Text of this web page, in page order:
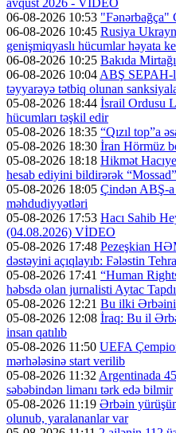
avqust 2026 - VİDEO
06-08-2026 10:53 "Fənərbağça"
06-08-2026 10:45 Rusiya
genişmiqyaslı hücumlar həyata
06-08-2026 10:25 Bakıda
06-08-2026 10:04 ABŞ SEPAH-
təyyarəyə tətbiq olunan
05-08-2026 18:44 İsrail Ordusu
hücumları təşkil edir
05-08-2026 18:35 “Qızıl top”a
05-08-2026 18:30 İran Hörmüz
05-08-2026 18:18 Hikmət
hesab ediyini bildirərək
05-08-2026 18:05 Çindən ABŞ-a
məhdudiyyətləri
05-08-2026 17:53 Hacı Sahib
(04.08.2026) VİDEO
05-08-2026 17:48 Pezeşkian
dəstəyini açıqlayıb: Fələstin
05-08-2026 17:41 “Human
həbsdə olan jurnalisti Aytac
05-08-2026 12:21 Bu ilki
05-08-2026 12:08 İraq: Bu il
insan qatılıb
05-08-2026 11:50 UEFA
mərhələsinə start verilib
05-08-2026 11:32 Argentinada
səbəbindən limanı tərk edə bilmir
05-08-2026 11:19 Ərbəin
olunub, yaralananlar var